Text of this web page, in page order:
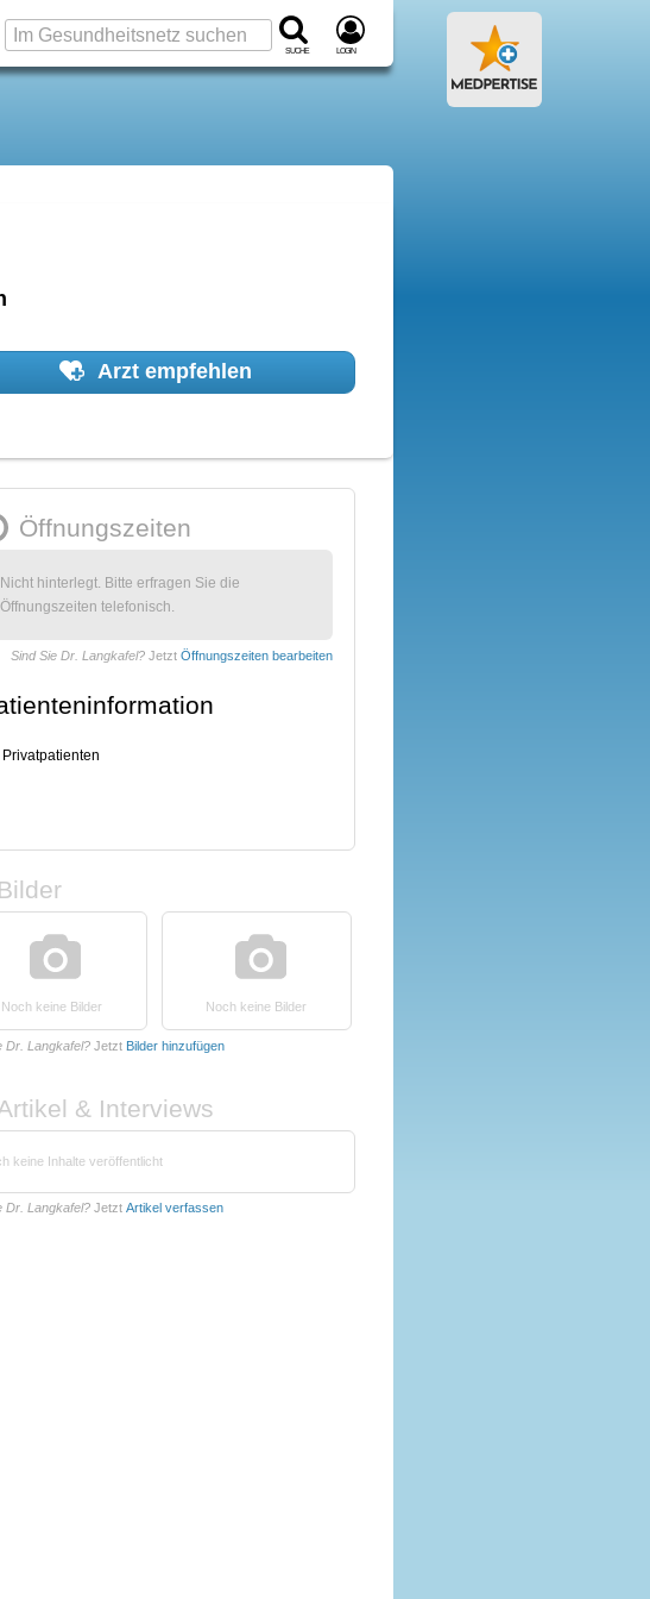
Suche Login
Arzt empfehlen
Öffnungszeiten
Nicht hinterlegt. Bitte erfragen Sie die
Öffnungszeiten telefonisch.
Sind Sie Dr. Langkafel? Jetzt Öffnungszeiten bearbeiten
Privatpatienten
Bilder
Noch keine Bilder Noch keine Bilder
Dr. Langkafel? Jetzt Bilder hinzufügen
& Interviews
keine Inhalte veröffentlicht
Dr. Langkafel? Jetzt Artikel verfassen